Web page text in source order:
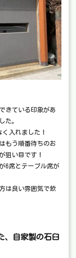
きている印象があ
た。
入れました！
もう順番待ちのお
狙い目です！
6席とテーブル席が
は良い雰囲気で飲
、自家製の石臼